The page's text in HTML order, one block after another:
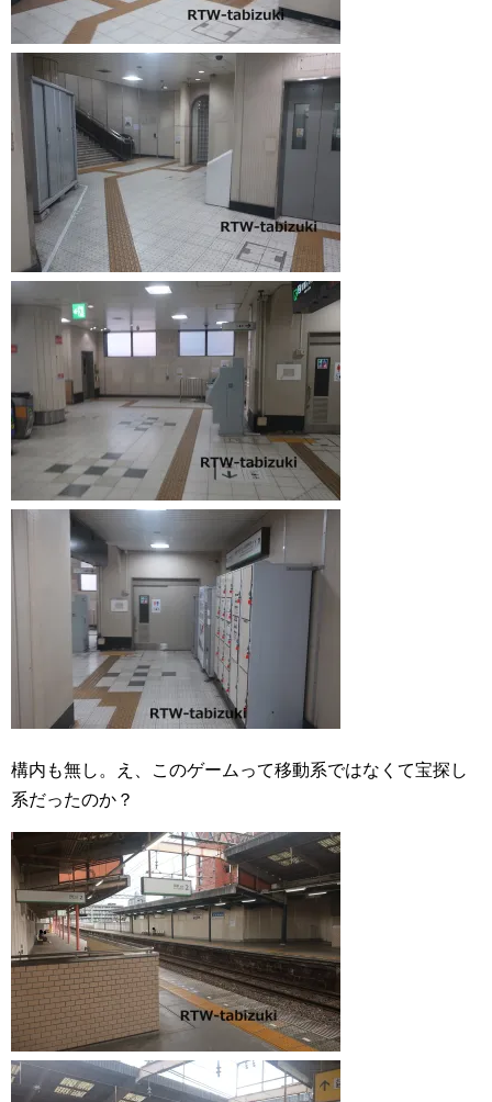
構内も無し。え、このゲームって移動系ではなくて宝探し
系だったのか？